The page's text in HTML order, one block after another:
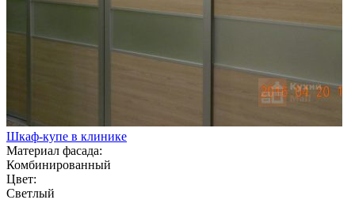
Шкаф-купе в клинике
Материал фасада:
Комбинированный
Цвет:
Светлый